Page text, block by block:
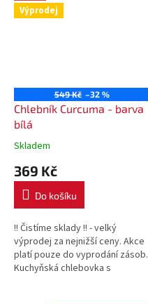
Výprodej
549 Kč –32 %
Chlebník Curcuma - barva
bílá
Skladem
369 Kč
Do košíku
!! Čistíme sklady !! - velký
výprodej za nejnižší ceny. Akce
platí pouze do vyprodání zásob.
Kuchyňská chlebovka s